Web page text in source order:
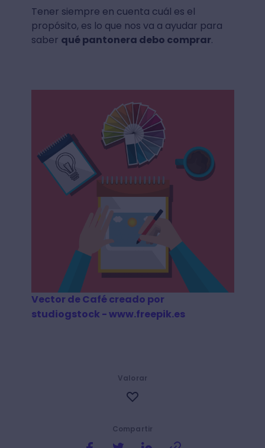
Tener siempre en cuenta cuál es el
propósito, es lo que nos va a ayudar para
saber qué pantonera debo comprar.
Vector de Café creado por
studiogstock - www.freepik.es
Compartir
Valorar